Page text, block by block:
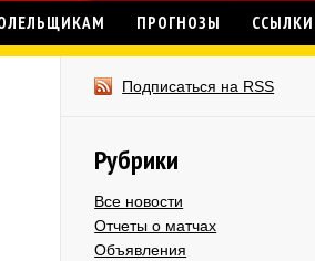
ПРОГНОЗЫ ССЫЛКИ
Подписаться на RSS
Рубрики
Все новости
Отчеты о матчах
Объявления